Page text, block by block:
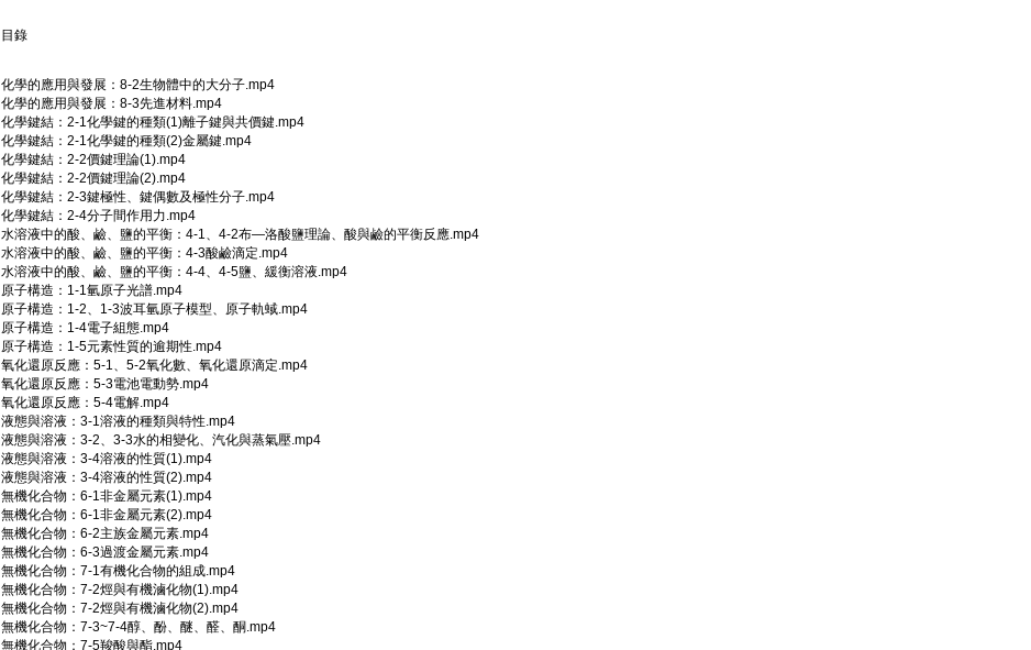
目錄
化學的應用與發展：8-2生物體中的大分子.mp4
化學的應用與發展：8-3先進材料.mp4
化學鍵結：2-1化學鍵的種類(1)離子鍵與共價鍵.mp4
化學鍵結：2-1化學鍵的種類(2)金屬鍵.mp4
化學鍵結：2-2價鍵理論(1).mp4
化學鍵結：2-2價鍵理論(2).mp4
化學鍵結：2-3鍵極性、鍵偶數及極性分子.mp4
化學鍵結：2-4分子間作用力.mp4
水溶液中的酸、鹼、鹽的平衡：4-1、4-2布—洛酸鹽理論、酸與鹼的平衡反應.mp4
水溶液中的酸、鹼、鹽的平衡：4-3酸鹼滴定.mp4
水溶液中的酸、鹼、鹽的平衡：4-4、4-5鹽、緩衡溶液.mp4
原子構造：1-1氫原子光譜.mp4
原子構造：1-2、1-3波耳氫原子模型、原子軌蜮.mp4
原子構造：1-4電子組態.mp4
原子構造：1-5元素性質的逾期性.mp4
氧化還原反應：5-1、5-2氧化數、氧化還原滴定.mp4
氧化還原反應：5-3電池電動勢.mp4
氧化還原反應：5-4電解.mp4
液態與溶液：3-1溶液的種類與特性.mp4
液態與溶液：3-2、3-3水的相變化、汽化與蒸氣壓.mp4
液態與溶液：3-4溶液的性質(1).mp4
液態與溶液：3-4溶液的性質(2).mp4
無機化合物：6-1非金屬元素(1).mp4
無機化合物：6-1非金屬元素(2).mp4
無機化合物：6-2主族金屬元素.mp4
無機化合物：6-3過渡金屬元素.mp4
無機化合物：7-1有機化合物的組成.mp4
無機化合物：7-2烴與有機滷化物(1).mp4
無機化合物：7-2烴與有機滷化物(2).mp4
無機化合物：7-3~7-4醇、酚、醚、醛、酮.mp4
無機化合物：7-5羧酸與酯.mp4